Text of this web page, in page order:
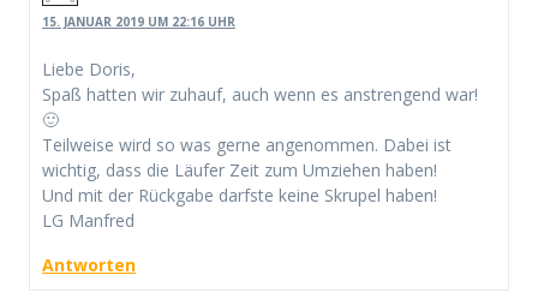
15. JANUAR 2019 UM 22:16 UHR
Liebe Doris,
Spaß hatten wir zuhauf, auch wenn es anstrengend war!
🙂
Teilweise wird so was gerne angenommen. Dabei ist
wichtig, dass die Läufer Zeit zum Umziehen haben!
Und mit der Rückgabe darfste keine Skrupel haben!
LG Manfred
Antworten